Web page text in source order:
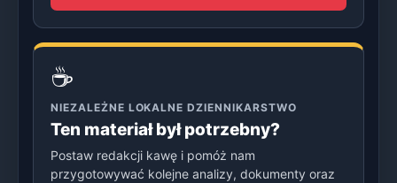
☕
NIEZALEŻNE LOKALNE DZIENNIKARSTWO
Ten materiał był potrzebny?
Postaw redakcji kawę i pomóż nam
przygotowywać kolejne analizy, dokumenty oraz